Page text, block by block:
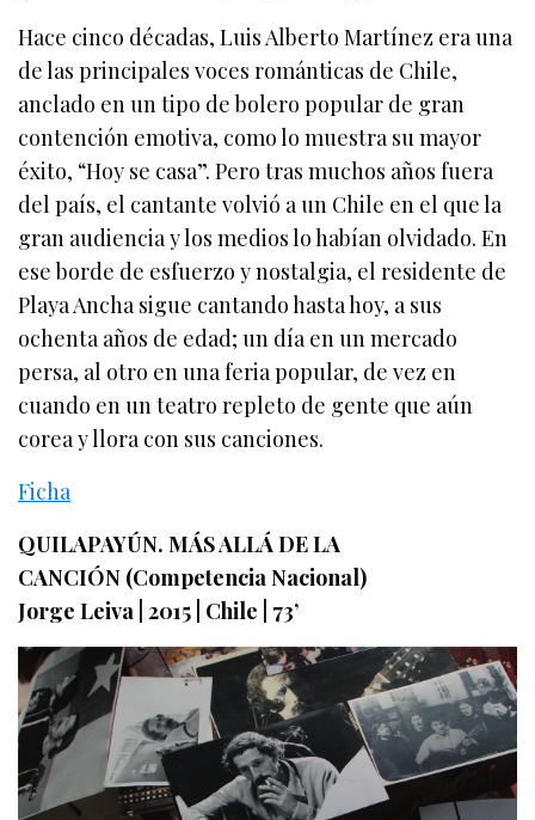
Hace cinco décadas, Luis Alberto Martínez era una
de las principales voces románticas de Chile,
anclado en un tipo de bolero popular de gran
contención emotiva, como lo muestra su mayor
éxito, “Hoy se casa”. Pero tras muchos años fuera
del país, el cantante volvió a un Chile en el que la
gran audiencia y los medios lo habían olvidado. En
ese borde de esfuerzo y nostalgia, el residente de
Playa Ancha sigue cantando hasta hoy, a sus
ochenta años de edad; un día en un mercado
persa, al otro en una feria popular, de vez en
cuando en un teatro repleto de gente que aún
corea y llora con sus canciones.
Ficha
QUILAPAYÚN. MÁS ALLÁ DE LA
CANCIÓN (Competencia Nacional)
Jorge Leiva | 2015 | Chile | 73’